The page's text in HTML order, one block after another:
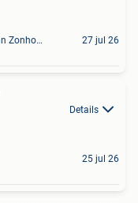
Houthalen+ Deel Van Zonhoven En Zolder 27 jul 26
Details
25 jul 26